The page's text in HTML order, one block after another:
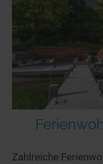
Zahlreiche